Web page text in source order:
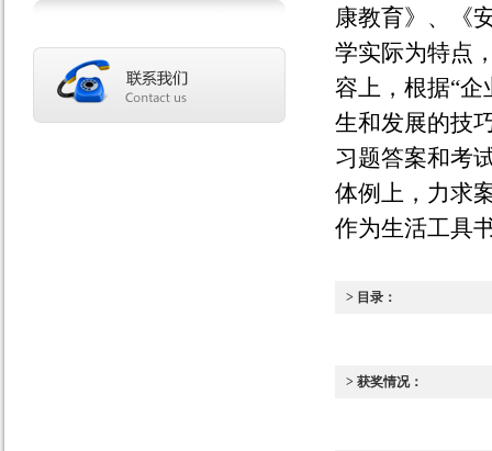
康教育》、《
学实际为特点
容上，根据“企
生和发展的技
习题答案和考
体例上，力求
作为生活工具
> 目录：
> 获奖情况：